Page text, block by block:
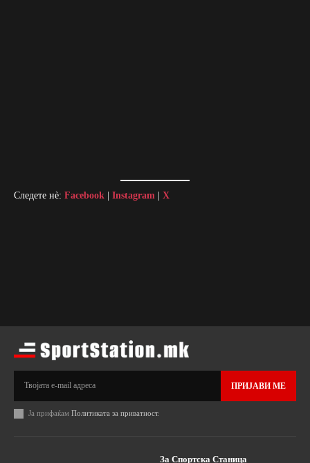
Следете нè: Facebook | Instagram | X
ПРИЈАВИ МЕ
Ја прифаќам Политиката за приватност.
За Спортска Станица